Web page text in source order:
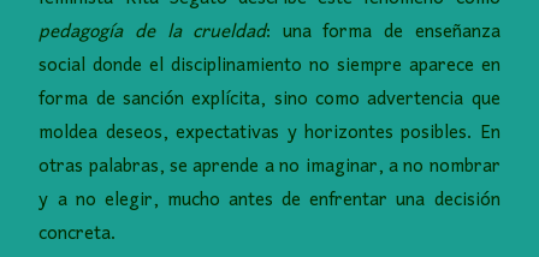
pedagogía de la crueldad: una forma de enseñanza
social donde el disciplinamiento no siempre aparece en
forma de sanción explícita, sino como advertencia que
moldea deseos, expectativas y horizontes posibles. En
otras palabras, se aprende a no imaginar, a no nombrar
y a no elegir, mucho antes de enfrentar una decisión
concreta.